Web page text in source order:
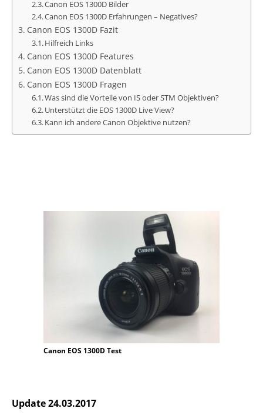
Canon EOS 1300D Bilder
Canon EOS 1300D Erfahrungen – Negatives?
Canon EOS 1300D Fazit
Hilfreich Links
Canon EOS 1300D Features
Canon EOS 1300D Datenblatt
Canon EOS 1300D Fragen
Was sind die Vorteile von IS oder STM Objektiven?
Unterstützt die EOS 1300D Live View?
Kann ich andere Canon Objektive nutzen?
Canon EOS 1300D Test
Update 24.03.2017